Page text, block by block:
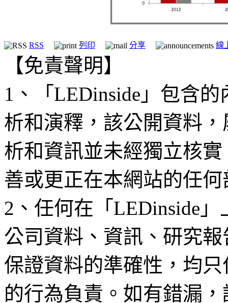
RSS 列印 分享 線
【免責聲明】
1、「LEDinside」包含
析和演釋，該公開資料
析和資訊並未經獨立核
善或更正在本網站的任
2、任何在「LEDinside
公司資料、資訊、研究
保證資料的準確性，均
的行為負責。如有錯漏